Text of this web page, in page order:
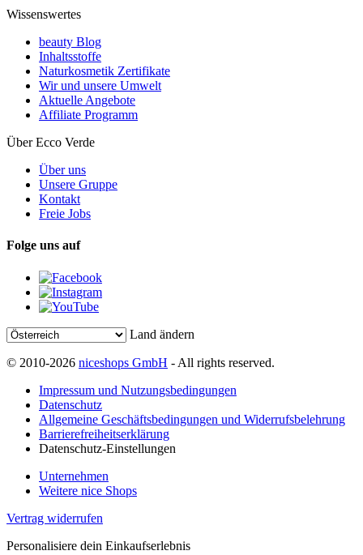
Wissenswertes
beauty Blog
Inhaltsstoffe
Naturkosmetik Zertifikate
Wir und unsere Umwelt
Aktuelle Angebote
Affiliate Programm
Über Ecco Verde
Über uns
Unsere Gruppe
Kontakt
Freie Jobs
Folge uns auf
Land ändern
© 2010-2026 niceshops GmbH - All rights reserved.
Impressum und Nutzungsbedingungen
Datenschutz
Allgemeine Geschäftsbedingungen und Widerrufsbelehrung
Barrierefreiheitserklärung
Datenschutz-Einstellungen
Unternehmen
Weitere nice Shops
Vertrag widerrufen
Personalisiere dein Einkaufserlebnis